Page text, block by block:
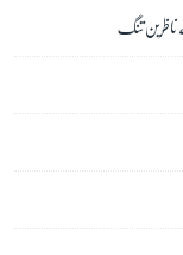
ناظرین تنگ